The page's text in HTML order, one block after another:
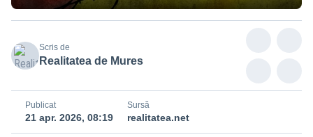
Scris de
Realitatea de Mures
Publicat
21 apr. 2026, 08:19
Sursă
realitatea.net